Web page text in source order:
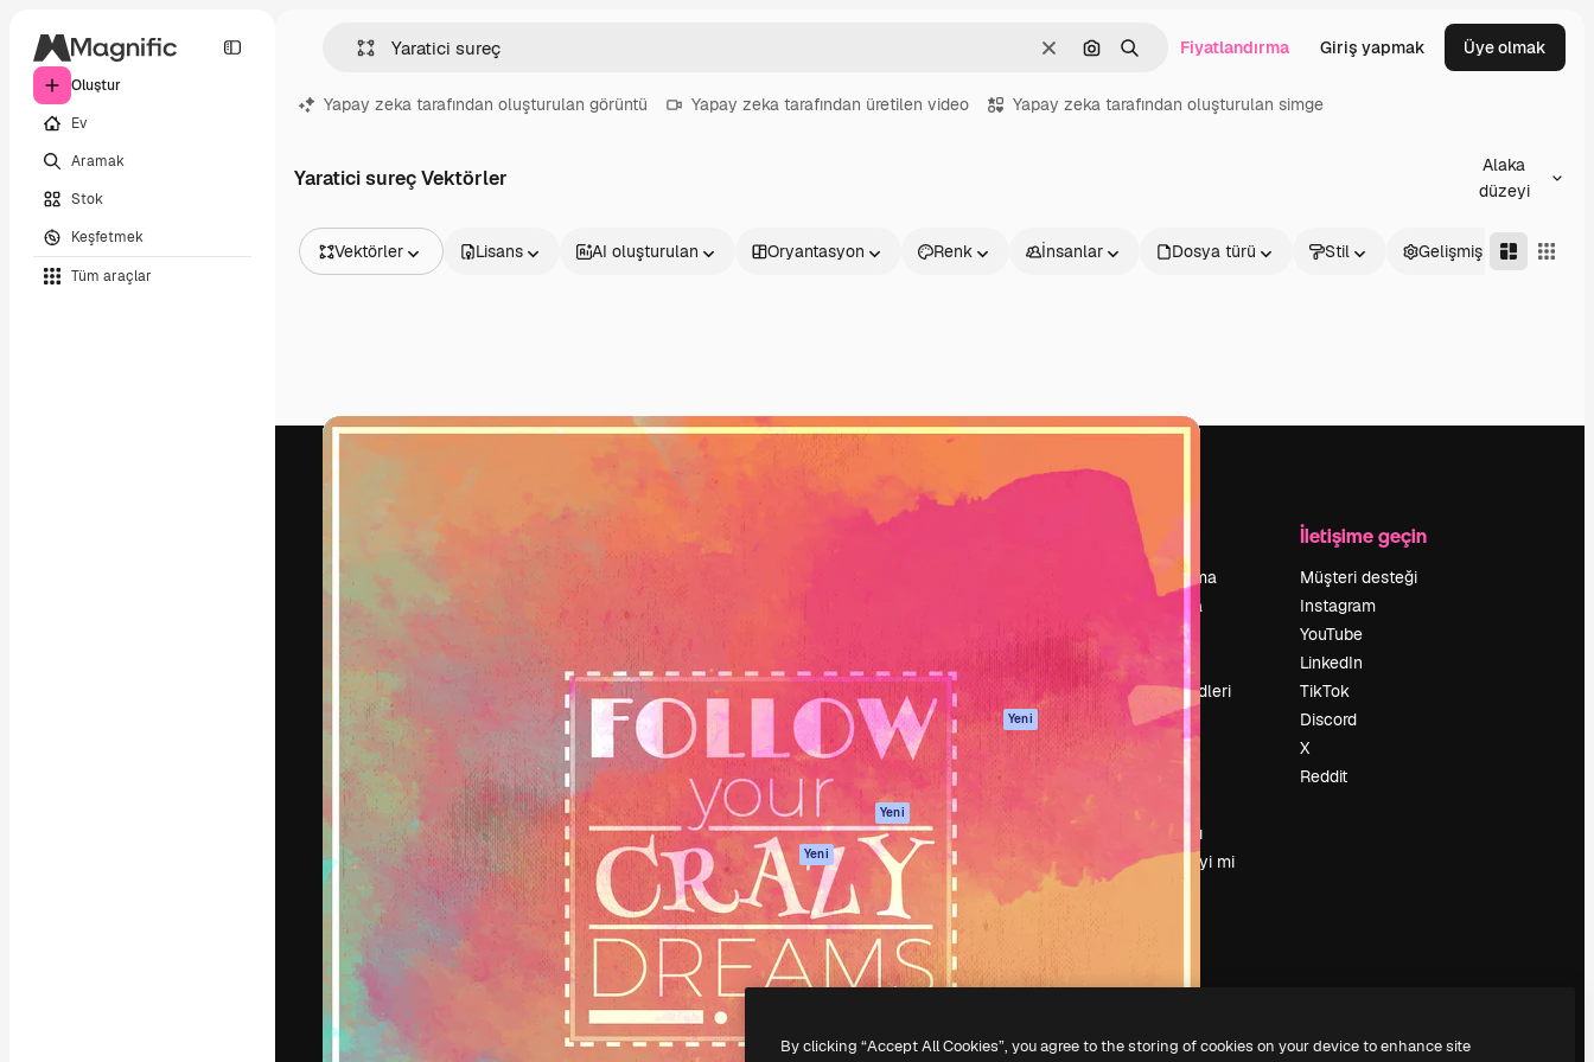
Oluştur
Ev
Aramak
Stok
Keşfetmek
Tüm araçlar
Temizlemek
Görüntüyle ara
AramakFiyatlandırma Giriş yapmak Üye olmak
Yapay zeka tarafından oluşturulan görüntü Yapay zeka tarafından üretilen video Yapay zeka tarafından oluşturulan simge
Yaratici sureç Vektörler
Alaka
düzeyi
Vektörler
Videolar
Video şablonları
Yazı tipleri
Lisans AI oluşturulan Oryantasyon Renk İnsanlar Dosya türü Stil Gelişmiş
En iyi işlerini yöneteceğin yaratıcı platform.
Kreatif ekipler, işletmeler, ajanslar ve
stüdyolar genelinde 1 milyondan fazla
abone.
Türkçe
AI video
oluşturucu
AI ses oluşturucu
Stok içerik
Claude/ChatGPT
için MCP
Yeni
Ajanlar Yeni
API
Mobil Uygulama
Tüm Magnific
araçları
Kullanım Şartları
Gizlilik Politikası
Orijinaller Yeni
Çerez politikası
Güven merkezi
Satış ortakları
Kurumsal
Şirket
Fiyatlandırma
Hakkımızda
Kariyer
Arama trendleri
Blog
Olaylar
Basın odası
Magnific.ai’yi mi
İletişime geçin
Müşteri desteği
Instagram
YouTube
LinkedIn
TikTok
Discord
X
Reddit
2026Freepik Company S.L.U.Her hakkı saklıdır
By clicking “Accept All Cookies”, you agree to the storing of cookies on your device to enhance site